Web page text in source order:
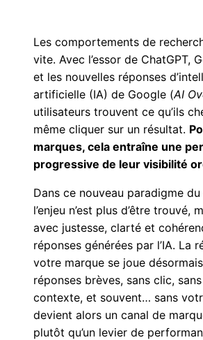
Les comportements de
vite. Avec l’essor de ChatGPT,
et les nouvelles réponses
artificielle (IA) de Google (AI
utilisateurs trouvent ce qu’ils
même cliquer sur un résultat.
marques, cela entraîne une
progressive de leur visibilité
Dans ce nouveau paradigme
l’enjeu n’est plus d’être trouvé,
avec justesse, clarté et
réponses générées par l’IA. La
votre marque se joue
réponses brèves, sans clic,
contexte, et souvent… sans
devient alors un canal de
plutôt qu’un levier de